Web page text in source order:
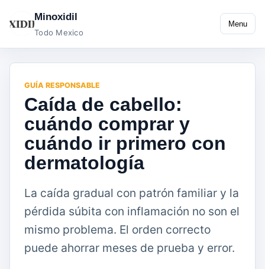
Minoxidil
Todo Mexico
Menu
GUÍA RESPONSABLE
Caída de cabello:
cuándo comprar y
cuándo ir primero con
dermatología
La caída gradual con patrón familiar y la
pérdida súbita con inflamación no son el
mismo problema. El orden correcto
puede ahorrar meses de prueba y error.